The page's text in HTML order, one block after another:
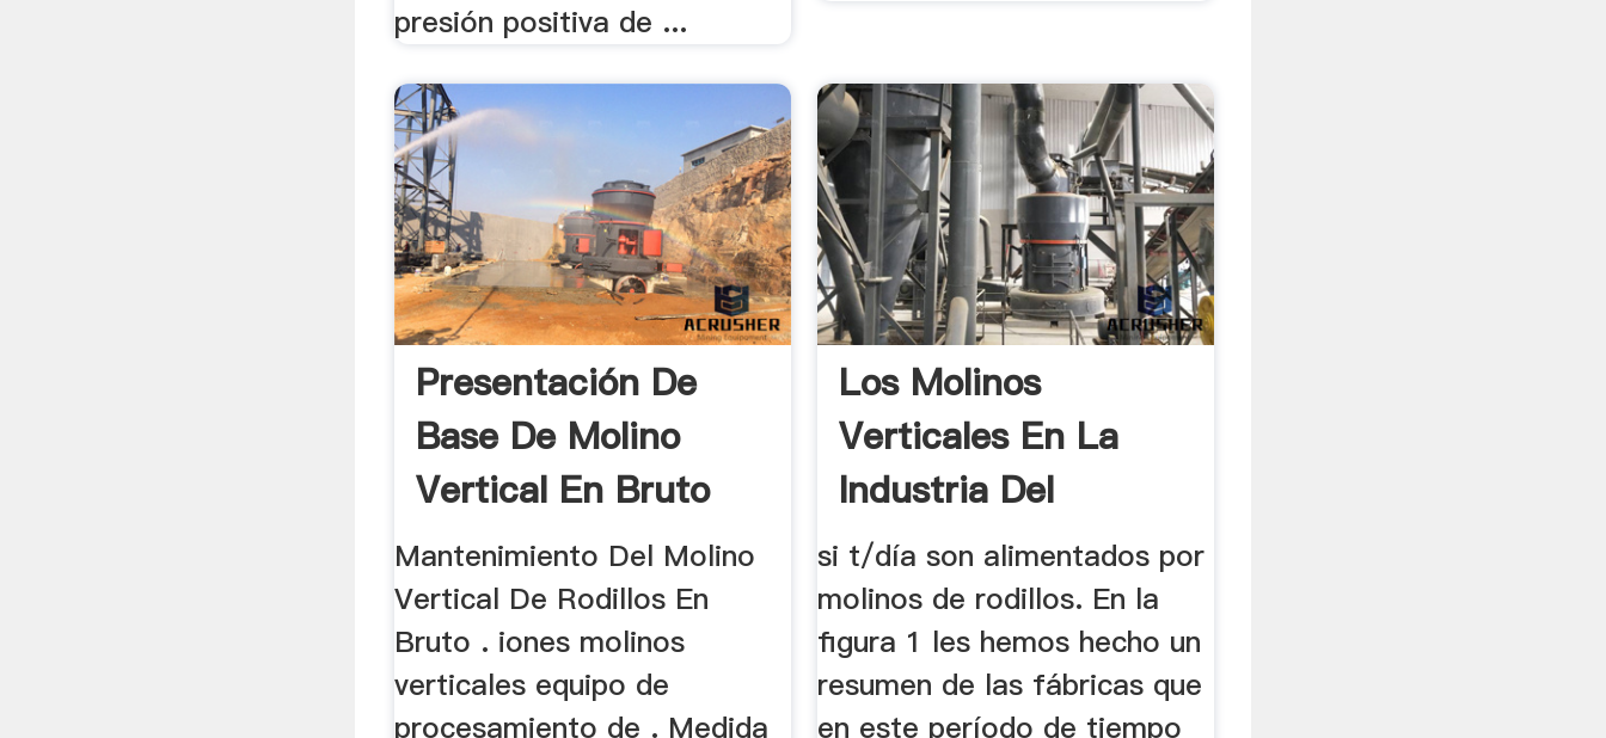
presión positiva de ...
Presentación De
Base De Molino
Vertical En Bruto
Mantenimiento Del Molino
Vertical De Rodillos En
Bruto . iones molinos
verticales equipo de
procesamiento de . Medida
Los Molinos
Verticales En La
Industria Del
Cemento
si t/día son alimentados por
molinos de rodillos. En la
figura 1 les hemos hecho un
resumen de las fábricas que
en este período de tiempo